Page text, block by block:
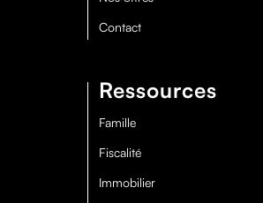
Contact
Ressources
Famille
Fiscalité
Immobilier